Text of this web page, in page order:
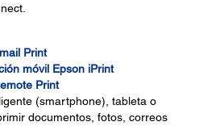
Print
móvil Epson iPrint
Print
(smartphone), tableta o
documentos, fotos, correos